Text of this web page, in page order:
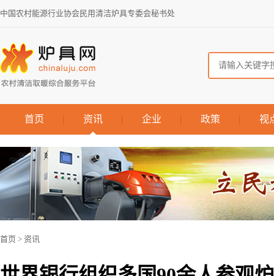
中国农村能源行业协会民用清洁炉具专委会秘书处
首页 资讯 企业 政策 视
首页 > 资讯